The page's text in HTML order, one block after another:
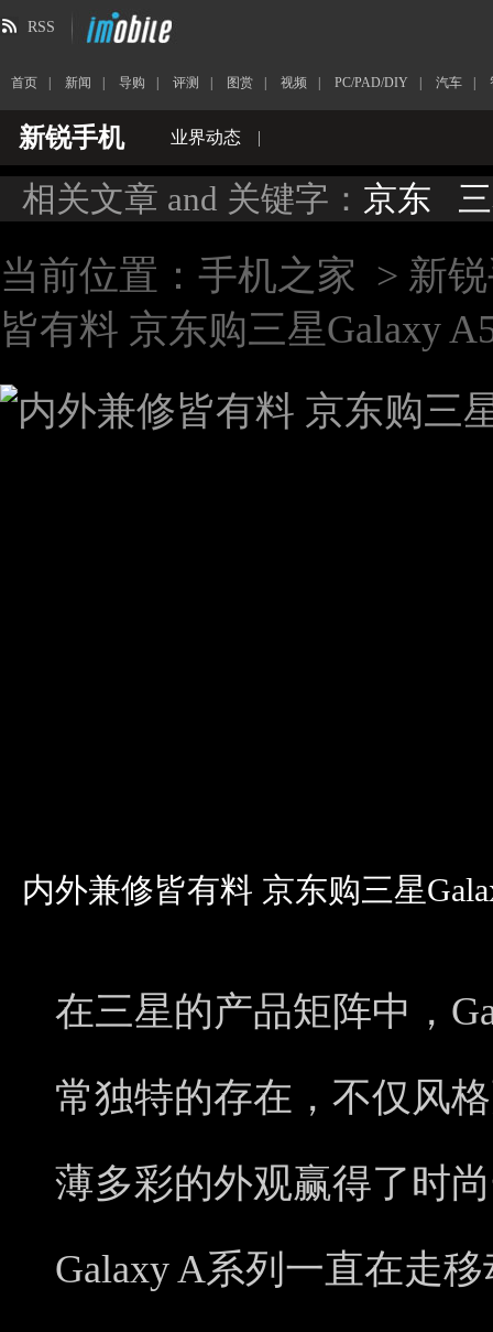
RSS
首页 新闻 导购 评测 图赏 视频 PC/PAD/DIY 汽车
新锐手机 业界动态 |
相关文章 and 关键字： 京东
当前位置： 手机之家 > 新
皆有料 京东购三星Galaxy
内外兼修皆有料 京东购三星
在三星的产品矩阵中，
常独特的存在，不仅风
薄多彩的外观赢得了时
Galaxy A系列一直在走